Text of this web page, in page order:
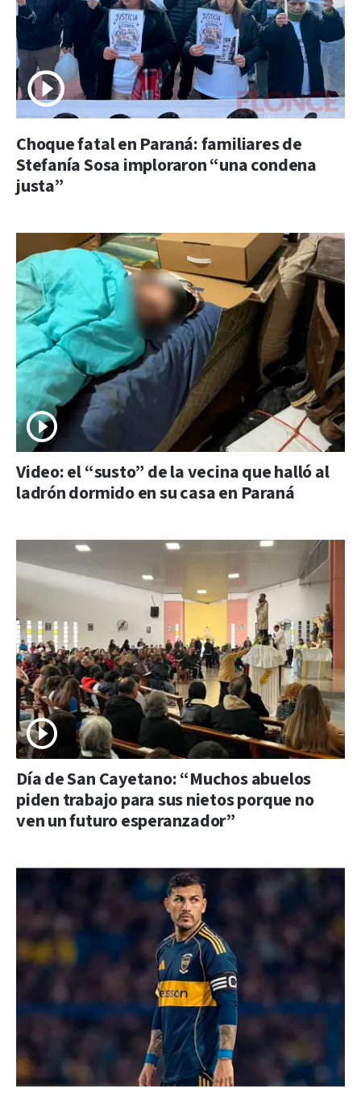
Choque fatal en Paraná: familiares de
Stefanía Sosa imploraron “una condena
justa”
Video: el “susto” de la vecina que halló al
ladrón dormido en su casa en Paraná
Día de San Cayetano: “Muchos abuelos
piden trabajo para sus nietos porque no
ven un futuro esperanzador”